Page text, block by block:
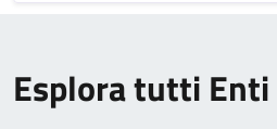
Esplora tutti